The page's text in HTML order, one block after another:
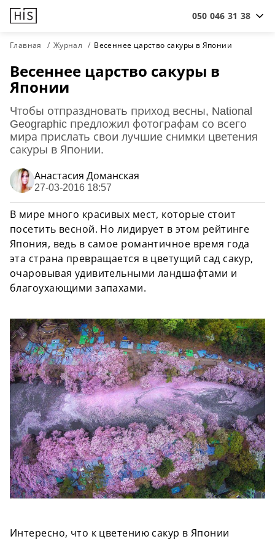
050 046 31 38
Главная Журнал Весеннее царство сакуры в Японии
Весеннее царство сакуры в
Японии
Чтобы отпраздновать приход весны, National
Geographic предложил фотографам со всего
мира прислать свои лучшие снимки цветения
сакуры в Японии.
Анастасия Доманская
27-03-2016 18:57
В мире много красивых мест, которые стоит
посетить весной. Но лидирует в этом рейтинге
Япония, ведь в самое романтичное время года
эта страна превращается в цветущий сад сакур,
очаровывая удивительными ландшафтами и
благоухающими запахами.
Интересно, что к цветению сакур в Японии